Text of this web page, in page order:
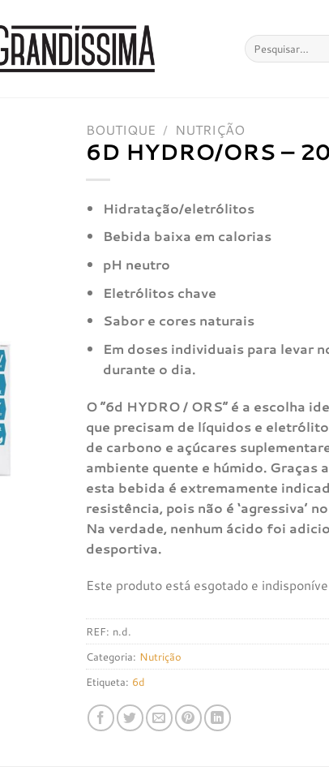
Pesquisar
por:
Adicionar
à lista de
desejos
BOUTIQUE / NUTRIÇÃO
6D HYDRO/ORS –
Hidratação/eletrólitos
Bebida baixa em calorias
pH neutro
Eletrólitos chave
Sabor e cores naturais
Em doses individuais para levar
durante o dia.
O “6d HYDRO / ORS” é a escolha
que precisam de líquidos e
de carbono e açúcares
ambiente quente e húmido. Graças
esta bebida é extremamente
resistência, pois não é ‘agressiva’
Na verdade, nenhum ácido foi
desportiva.
Este produto está esgotado e
REF: n.d.
Categoria: Nutrição
Etiqueta: 6d